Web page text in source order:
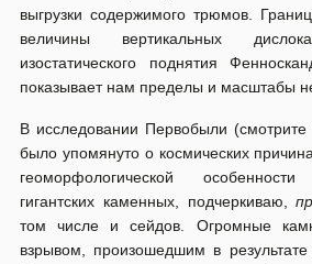
выгрузки содержимого трюмов.
величины вертикальных
изостатического поднятия
показывает нам пределы и масштабы
В исследовании Первобыли (смотрите
было упомянуто о космических
геоморфологической
гигантских каменных, подчеркиваю,
том числе и сейдов. Огромные
взрывом, произошедшим в